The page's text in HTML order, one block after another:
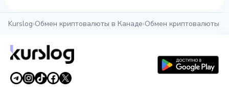
Kurslog›Обмен криптовалюты в Канаде›Обмен криптовалюты в